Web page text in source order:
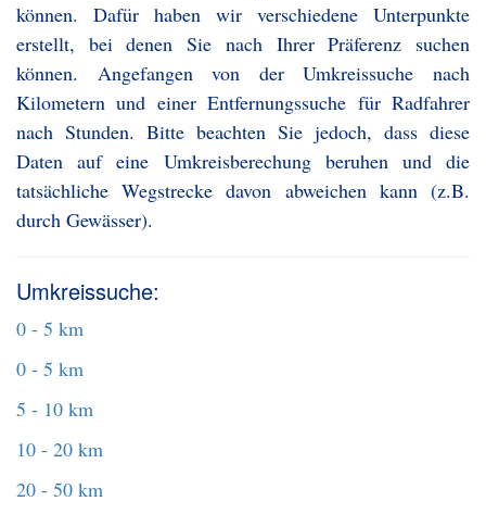
können. Dafür haben wir verschiedene Unterpunkte
erstellt, bei denen Sie nach Ihrer Präferenz suchen
können. Angefangen von der Umkreissuche nach
Kilometern und einer Entfernungssuche für Radfahrer
nach Stunden. Bitte beachten Sie jedoch, dass diese
Daten auf eine Umkreisberechung beruhen und die
tatsächliche Wegstrecke davon abweichen kann (z.B.
durch Gewässer).
Umkreissuche:
0 - 5 km
0 - 5 km
5 - 10 km
10 - 20 km
20 - 50 km